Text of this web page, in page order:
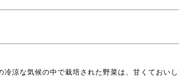
涼な気候の中で栽培された野菜は、甘くておい